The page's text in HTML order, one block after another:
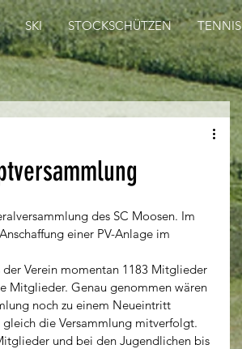
SKI STOCKSCHÜTZEN TENNIS
des SC Moosen. Im
einer PV-Anlage im
der Verein momentan 1183 Mitglieder
Mitglieder. Genau genommen wären
noch zu einem Neueintritt
die Versammlung mitverfolgt.
und bei den Jugendlichen bis